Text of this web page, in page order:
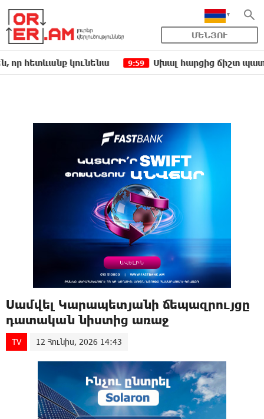
ՄԵՆՅՈՒ
կունենա 9:59 Սխալ հարցից ճիշտ պատասխան
Սամվել Կարապետյանի ճեպազրույցը
դատական նիստից առաջ
TV 12 Հունիս, 2026 14:43